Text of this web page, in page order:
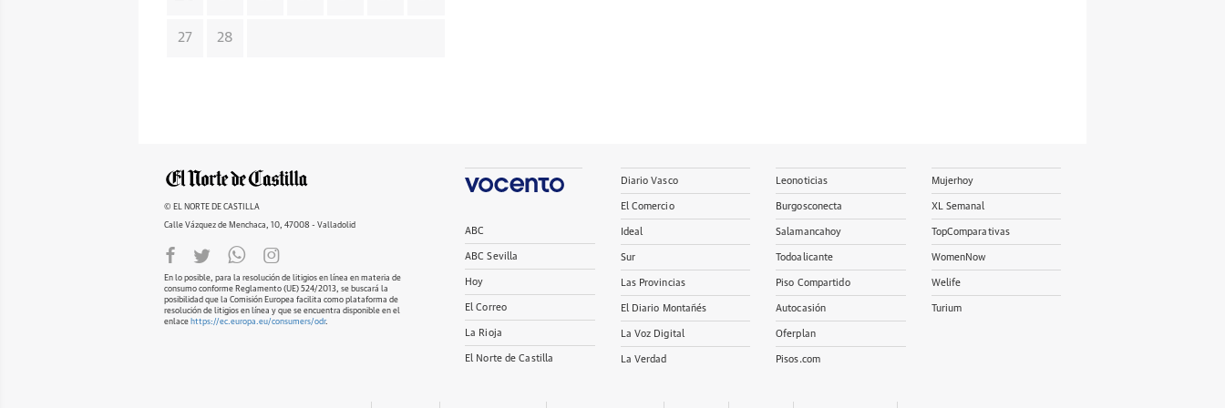
27 28
© EL NORTE DE CASTILLA
Calle Vázquez de Menchaca, 10, 47008 - Valladolid
En lo posible, para la resolución de litigios en línea en materia de
consumo conforme Reglamento (UE) 524/2013, se buscará la
posibilidad que la Comisión Europea facilita como plataforma de
resolución de litigios en línea y que se encuentra disponible en el
enlace https://ec.europa.eu/consumers/odr.
ABC
ABC Sevilla
Hoy
El Correo
La Rioja
El Norte de Castilla
Diario Vasco
El Comercio
Ideal
Sur
Las Provincias
El Diario Montañés
La Voz Digital
La Verdad
Leonoticias
Burgosconecta
Salamancahoy
Todoalicante
Piso Compartido
Autocasión
Oferplan
Pisos.com
Mujerhoy
XL Semanal
TopComparativas
WomenNow
Welife
Turium